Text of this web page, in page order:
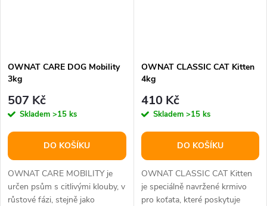
OWNAT CARE DOG Mobility
3kg
507 Kč
Skladem >15 ks
DO KOŠÍKU
OWNAT CARE MOBILITY je
určen psům s citlivými klouby, v
růstové fázi, stejně jako
OWNAT CLASSIC CAT Kitten
4kg
410 Kč
Skladem >15 ks
DO KOŠÍKU
OWNAT CLASSIC CAT Kitten
je speciálně navržené krmivo
pro koťata, které poskytuje